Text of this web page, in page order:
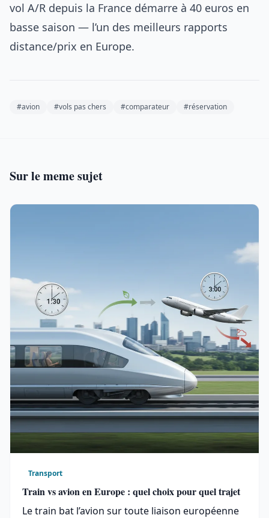
vol A/R depuis la France démarre à 40 euros en
basse saison — l’un des meilleurs rapports
distance/prix en Europe.
#avion #vols pas chers #comparateur #réservation
Sur le meme sujet
Transport
Train vs avion en Europe : quel choix pour quel trajet
Le train bat l’avion sur toute liaison européenne